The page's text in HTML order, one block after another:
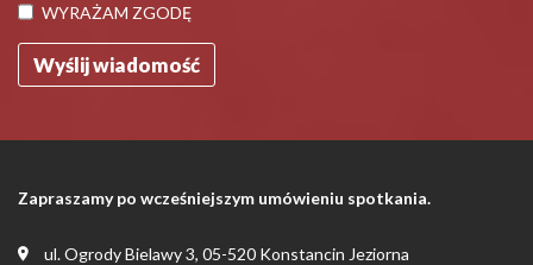
WYRAŻAM ZGODĘ
Zapraszamy po wcześniejszym umówieniu spotkania.
ul. Ogrody Bielawy 3, 05-520 Konstancin Jeziorna